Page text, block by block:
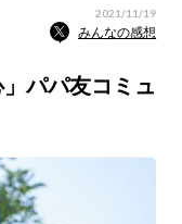
2021/11/19
みんなの感想
パパ友コミュ